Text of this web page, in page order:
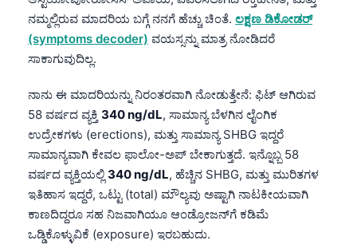
ನಮ್ಮಲ್ಲಿರುವ ಮಾದರಿಯ ಬಗ್ಗೆ ನನಗೆ ಹೆಚ್ಚು ಚಿಂತೆ. ಲಕ್ಷಣ ಡಿಕೋಡರ್
(symptoms decoder) ವಯಸ್ಸನ್ನು ಮಾತ್ರ ನೋಡಿದರೆ
ಸಾಕಾಗುವುದಿಲ್ಲ.
ನಾನು ಈ ಮಾದರಿಯನ್ನು ನಿರಂತರವಾಗಿ ನೋಡುತ್ತೇನೆ: ಫಿಟ್ ಆಗಿರುವ
58 ವರ್ಷದ ವ್ಯಕ್ತಿ 340 ng/dL, ಸಾಮಾನ್ಯ ಬೆಳಗಿನ ಲೈಂಗಿಕ
ಉದ್ರೇಕಗಳು (erections), ಮತ್ತು ಸಾಮಾನ್ಯ SHBG ಇದ್ದರೆ
ಸಾಮಾನ್ಯವಾಗಿ ಕೇವಲ ಫಾಲೋ-ಅಪ್ ಬೇಕಾಗುತ್ತದೆ. ಇನ್ನೊಬ್ಬ 58
ವರ್ಷದ ವ್ಯಕ್ತಿಯಲ್ಲಿ 340 ng/dL, ಹೆಚ್ಚಿನ SHBG, ಮತ್ತು ಮುರಿತಗಳ
ಇತಿಹಾಸ ಇದ್ದರೆ, ಒಟ್ಟು (total) ಮೌಲ್ಯವು ಅಷ್ಟಾಗಿ ನಾಟಕೀಯವಾಗಿ
ಕಾಣದಿದ್ದರೂ ಸಹ ನಿಜವಾಗಿಯೂ ಆಂಡ್ರೋಜನ್‌ಗೆ ಕಡಿಮೆ
ಒಡ್ಡಿಕೊಳ್ಳುವಿಕೆ (exposure) ಇರಬಹುದು.